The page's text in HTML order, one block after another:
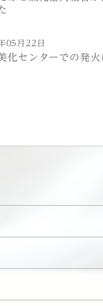
05月22日
化センターでの発火